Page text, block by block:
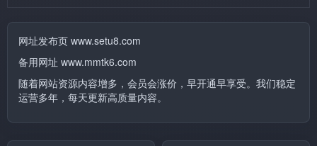
网址发布页 www.setu8.com
备用网址 www.mmtk6.com
随着网站资源内容增多，会员会涨价，早开通早享受。我们稳定
运营多年，每天更新高质量内容。